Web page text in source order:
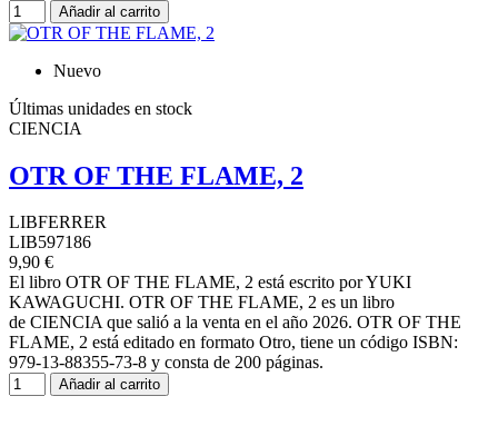
Añadir al carrito
Nuevo
Últimas unidades en stock
CIENCIA
OTR OF THE FLAME, 2
LIBFERRER
LIB597186
9,90 €
El libro OTR OF THE FLAME, 2 está escrito por YUKI
KAWAGUCHI. OTR OF THE FLAME, 2 es un libro
de CIENCIA que salió a la venta en el año 2026. OTR OF THE
FLAME, 2 está editado en formato Otro, tiene un código ISBN:
979-13-88355-73-8 y consta de 200 páginas.
Añadir al carrito